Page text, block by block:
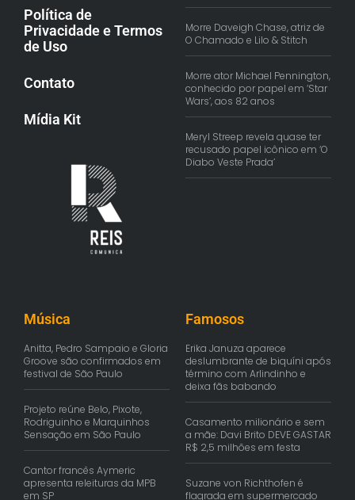
Política de
Privacidade e Termos
de Uso
Contato
Mídia Kit
Morre Daveigh Chase, atriz de
O Chamado e Lilo & Stitch
Morre ator Michael Pennington,
conhecido por papel em ‘Star
Wars’, aos 82 anos
Meryl Streep revela quase ter
recusado papel icônico em ‘O
Diabo Veste Prada’
Música
Anitta, Pedro Sampaio e Gloria
Groove são confirmados em
festival de São Paulo
Projeto reúne Belo, Pixote,
Rodriguinho e Marquinhos
Sensação em São Paulo
Cantor francês Aymeric
apresenta releituras da MPB
em SP
Famosos
Erika Januza aparece
deslumbrante de biquíni após
término com Arlindinho e
deixa fãs babando
Casamento milionário e sem
a mãe: Davi Brito DEVE GASTAR
R$ 2,5 milhões em festa
Suzane von Richthofen é
flagrada em supermercado